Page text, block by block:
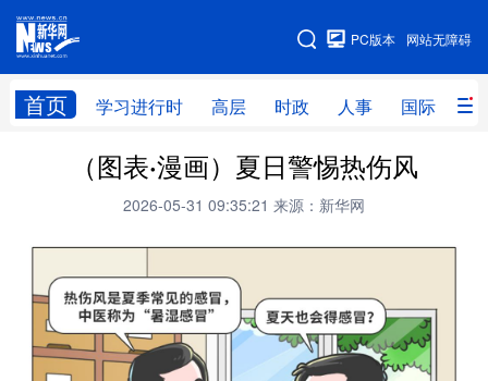
网站无障碍
PC版本
首页 学习进行时 高层 时政 人事 国际 财
网站地图
学习进行时 高层 时政 人事
财经 网评
台湾 思客智库 全球连线 教育
科技 科创 量子
文化 书画 健康 军事
（图表·漫画）夏日警惕热伤风
2026-05-31 09:35:21 来源：新华网